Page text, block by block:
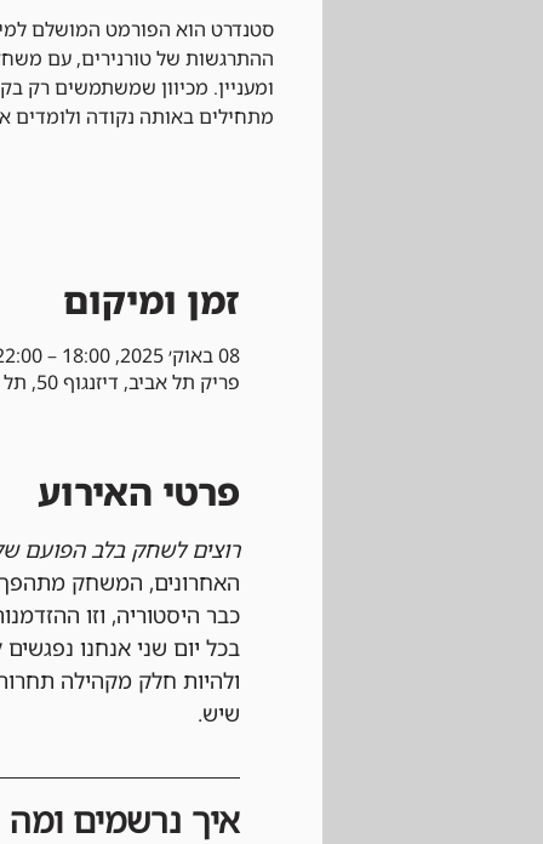
סטנדרט הוא הפורמט המושלם
ההתרגשות של טורנירים, עם
ומעניין. מכיוון שמשתמשים רק
מתחילים באותה נקודה
זמן ומיקום
08 באוק׳ 2025, 18:00 – 22:00
פריק תל אביב, דיזנגוף 50, תל אביב-יפו, ישראל
פרטי האירוע
רוצים לשחק בלב הפועם
האחרונים, המשחק
כבר היסטוריה, וזו
ולהיות חלק מקהילה
שיש.
איך נרשמים ומה